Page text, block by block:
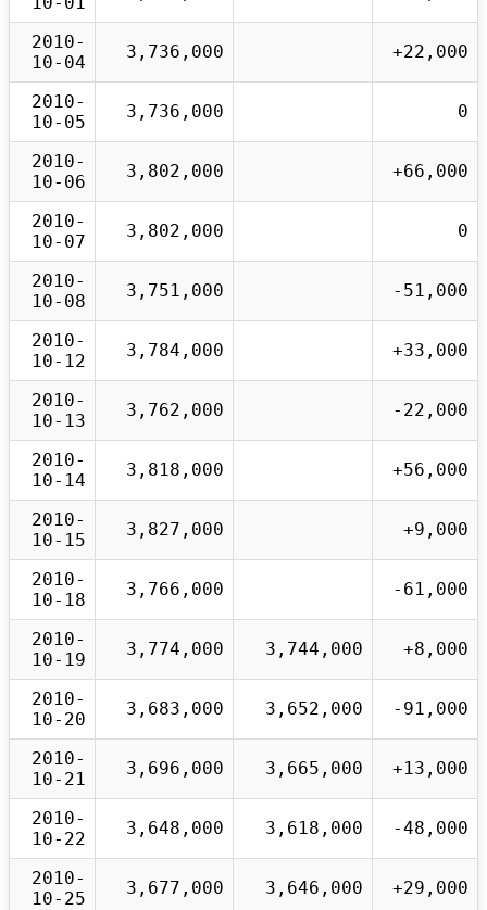
2010-
10-04
3,736,000 +22,000
2010-
10-05
3,736,000 0
2010-
10-06
3,802,000 +66,000
2010-
10-07
3,802,000 0
2010-
10-08
3,751,000 -51,000
2010-
10-12
3,784,000 +33,000
2010-
10-13
3,762,000 -22,000
2010-
10-14
3,818,000 +56,000
2010-
10-15
3,827,000 +9,000
2010-
10-18
3,766,000 -61,000
2010-
10-19
3,774,000 3,744,000 +8,000
2010-
10-20
3,683,000 3,652,000 -91,000
2010-
10-21
3,696,000 3,665,000 +13,000
2010-
10-22
3,648,000 3,618,000 -48,000
2010-
10-25
3,677,000 3,646,000 +29,000